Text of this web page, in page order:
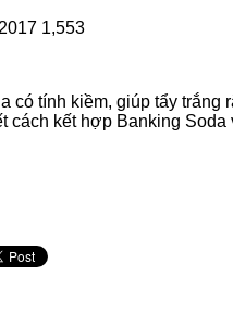
1,553
có tính kiềm, giúp tẩy trắng
cách kết hợp Banking